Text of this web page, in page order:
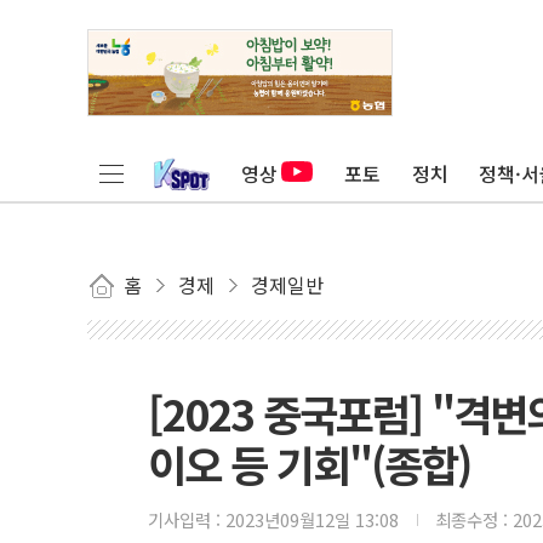
영상 포토 정치 정책·
홈 경제 경제일반
[2023 중국포럼] "격변
이오 등 기회"(종합)
기사입력 : 2023년09월12일 13:08 최종수정 :